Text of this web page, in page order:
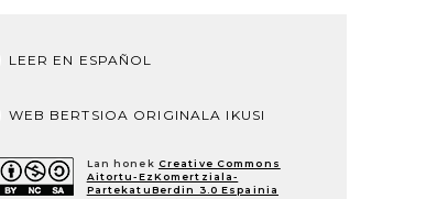
LEER EN ESPAÑOL
WEB BERTSIOA ORIGINALA IKUSI
Lan honek Creative Commons
Aitortu-EzKomertziala-
PartekatuBerdin 3.0 Espainia